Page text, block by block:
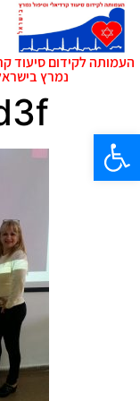
פתח סרגל נגישות
העמותה לקידום סיעוד
נמרץ